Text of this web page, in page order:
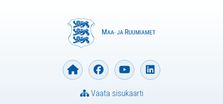
Vaata sisukaarti